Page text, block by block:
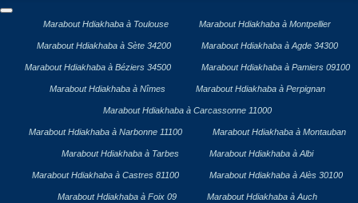
Marabout Hdiakhaba à Toulouse Marabout Hdiakhaba à Montpellier
Marabout Hdiakhaba à Sète 34200 Marabout Hdiakhaba à Agde 34300
Marabout Hdiakhaba à Béziers 34500 Marabout Hdiakhaba à Pamiers 09100
Marabout Hdiakhaba à Nîmes Marabout Hdiakhaba à Perpignan
Marabout Hdiakhaba à Carcassonne 11000
Marabout Hdiakhaba à Narbonne 11100 Marabout Hdiakhaba à Montauban
Marabout Hdiakhaba à Tarbes Marabout Hdiakhaba à Albi
Marabout Hdiakhaba à Castres 81100 Marabout Hdiakhaba à Alès 30100
Marabout Hdiakhaba à Foix 09 Marabout Hdiakhaba à Auch